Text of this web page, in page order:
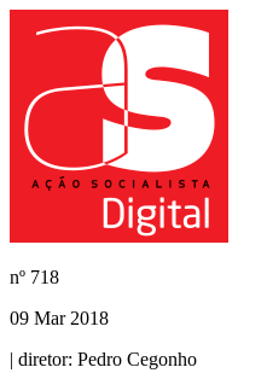
nº 718
09 Mar 2018
| diretor: Pedro Cegonho